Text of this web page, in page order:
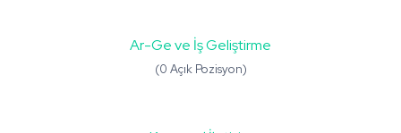
Ar-Ge ve İş Geliştirme
(0 Açık Pozisyon)